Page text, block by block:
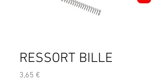
RESSORT BILLE
3,65 €